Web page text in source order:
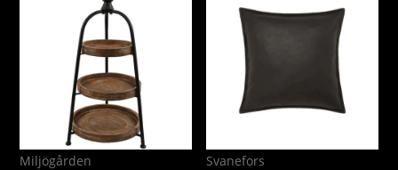
799 kr.639 kr.
Miljögården Svanefors